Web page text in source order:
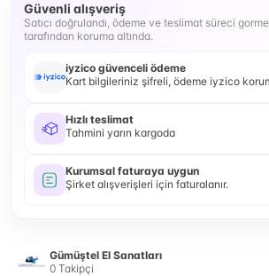
Güvenli alışveriş
Satıcı doğrulandı, ödeme ve teslimat süreci
tarafından koruma altında.
iyzico güvenceli ödeme
Kart bilgileriniz şifreli, ödeme iyzico
Hızlı teslimat
Tahmini yarın kargoda
Kurumsal faturaya uygun
Şirket alışverişleri için faturalanır.
Gümüştel El Sanatları
0 Takipçi